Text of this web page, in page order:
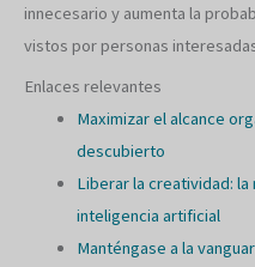
innecesario y aumenta la
vistos por personas
Enlaces relevantes
Maximizar el alcance
descubierto
Liberar la creatividad:
inteligencia artificial
Manténgase a la